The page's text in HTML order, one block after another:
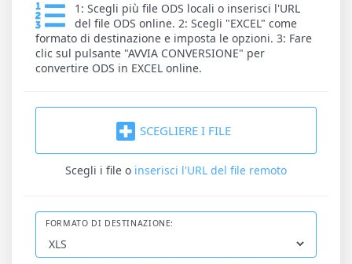
1: Scegli più file ODS locali o inserisci l'URL
del file ODS online. 2: Scegli "EXCEL" come
formato di destinazione e imposta le opzioni. 3: Fare
clic sul pulsante "AVVIA CONVERSIONE" per
convertire ODS in EXCEL online.
SCEGLIERE I FILE
Scegli i file o inserisci l'URL del file remoto
FORMATO DI DESTINAZIONE: